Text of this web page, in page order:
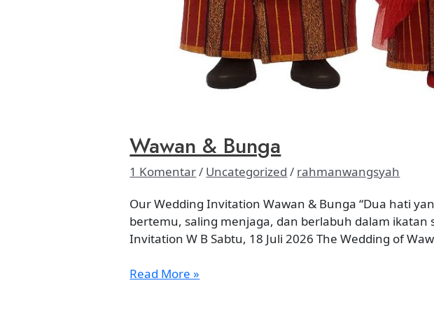
Wawan & Bunga
1 Komentar/ Uncategorized / rahmanwangsyah
Our Wedding Invitation Wawan & Bunga “Dua hati
bertemu, saling menjaga, dan berlabuh dalam ikatan
Invitation W B Sabtu, 18 Juli 2026 The Wedding of
Read More »